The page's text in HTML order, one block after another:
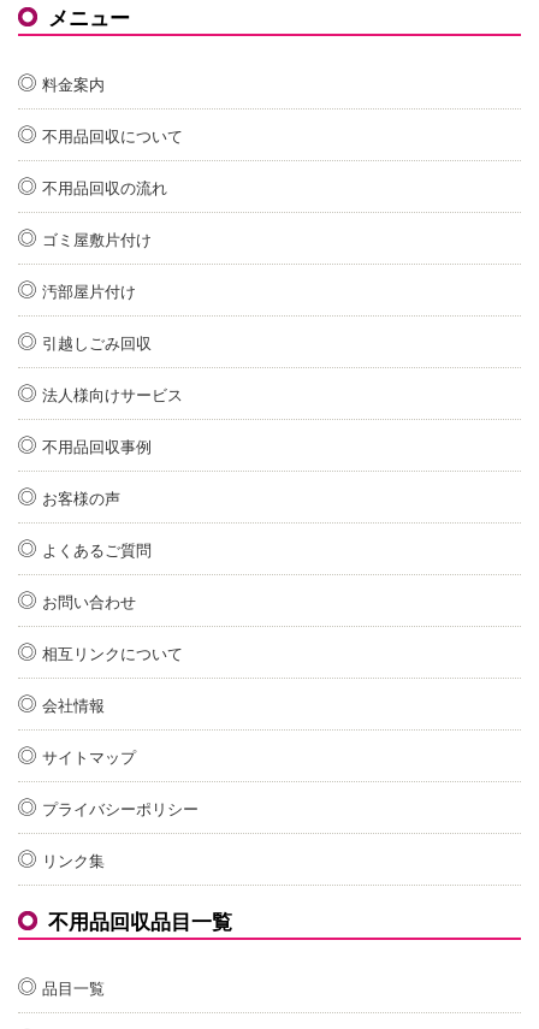
メニュー
料金案内
不用品回収について
不用品回収の流れ
ゴミ屋敷片付け
汚部屋片付け
引越しごみ回収
法人様向けサービス
不用品回収事例
お客様の声
よくあるご質問
お問い合わせ
相互リンクについて
会社情報
サイトマップ
プライバシーポリシー
リンク集
不用品回収品目一覧
品目一覧